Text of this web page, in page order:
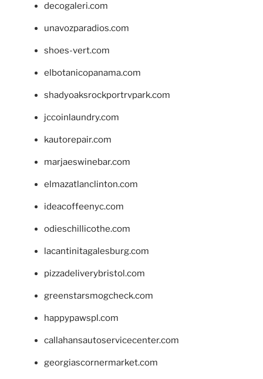
decogaleri.com
unavozparadios.com
shoes-vert.com
elbotanicopanama.com
shadyoaksrockportrvpark.com
jccoinlaundry.com
kautorepair.com
marjaeswinebar.com
elmazatlanclinton.com
ideacoffeenyc.com
odieschillicothe.com
lacantinitagalesburg.com
pizzadeliverybristol.com
greenstarsmogcheck.com
happypawspl.com
callahansautoservicecenter.com
georgiascornermarket.com